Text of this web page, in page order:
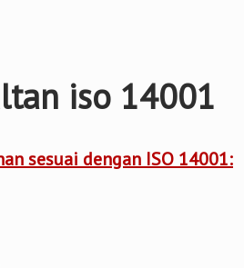
iso 14001
sesuai dengan ISO 14001: